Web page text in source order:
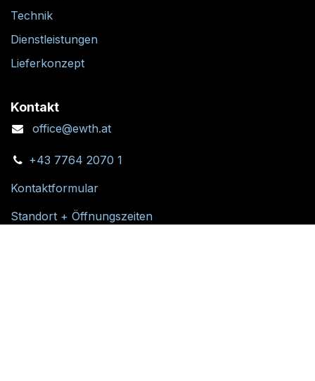
Technik
Dienstleistungen
Lieferkonzept
Kontakt
office@ewth.at
+43 7764 2070 1
Kontaktformular
Standort + Öffnungszeiten